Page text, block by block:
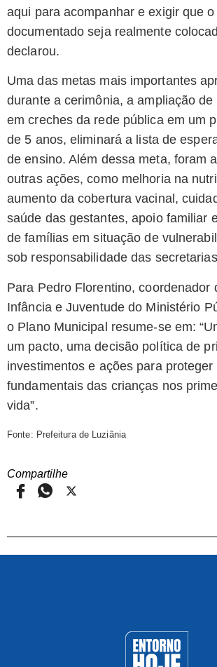
aqui para acompanhar e exigir que
documentado seja realmente
declarou.
Uma das metas mais importantes
durante a cerimônia, a ampliação
em creches da rede pública em um
de 5 anos, eliminará a lista de
de ensino. Além dessa meta, foram
outras ações, como melhoria na
aumento da cobertura vacinal,
saúde das gestantes, apoio familiar
de famílias em situação de
sob responsabilidade das
Para Pedro Florentino, coordenador
Infância e Juventude do Ministério
o Plano Municipal resume-se em:
um pacto, uma decisão política de
investimentos e ações para
fundamentais das crianças nos
vida”.
Fonte: Prefeitura de Luziânia
Compartilhe